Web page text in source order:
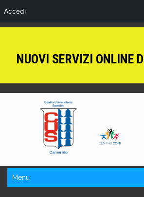
Accedi
NUOVI SERVIZI ONLINE
Menu